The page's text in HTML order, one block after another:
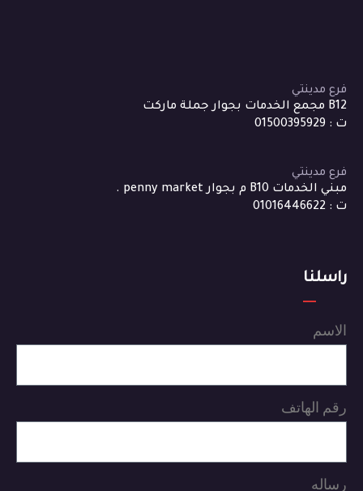
فرع مدينتي
B12 مجمع الخدمات بجوار جملة ماركت
ت : 01500395929
فرع مدينتي
مبني الخدمات B10 م بجوار penny market .
ت : 01016446622
راسلنا
الاسم
رقم الهاتف
رساله